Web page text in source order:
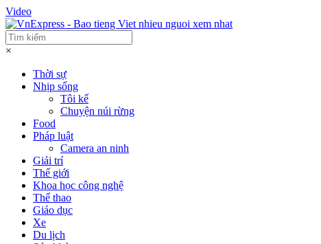
Video
×
Thời sự
Nhịp sống
Tôi kể
Chuyện núi rừng
Food
Pháp luật
Camera an ninh
Giải trí
Thế giới
Khoa học công nghệ
Thể thao
Giáo dục
Xe
Du lịch